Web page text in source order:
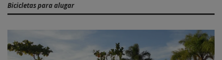
Bicicletas para alugar